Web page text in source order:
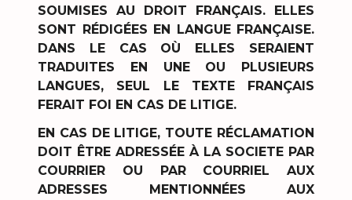
SOUMISES AU DROIT FRANÇAIS. ELLES
SONT RÉDIGÉES EN LANGUE FRANÇAISE.
DANS LE CAS OÙ ELLES SERAIENT
TRADUITES EN UNE OU PLUSIEURS
LANGUES, SEUL LE TEXTE FRANÇAIS
FERAIT FOI EN CAS DE LITIGE.
EN CAS DE LITIGE, TOUTE RÉCLAMATION
DOIT ÊTRE ADRESSÉE À LA SOCIETE PAR
COURRIER OU PAR COURRIEL AUX
ADRESSES MENTIONNÉES AUX